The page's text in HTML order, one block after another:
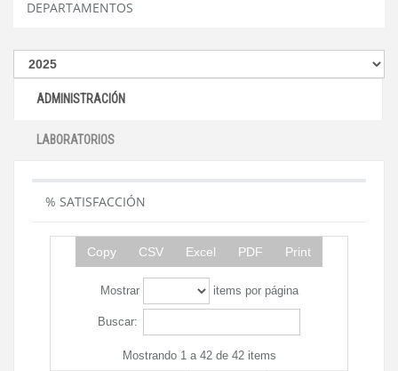
DEPARTAMENTOS
ADMINISTRACIÓN
LABORATORIOS
% SATISFACCIÓN
Copy CSV Excel PDF Print
Mostrar items por página
Buscar:
Mostrando 1 a 42 de 42 items